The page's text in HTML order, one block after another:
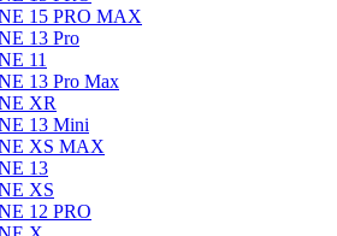
15 PRO MAX
13 Pro
11
13 Pro Max
XR
13 Mini
XS MAX
13
XS
12 PRO